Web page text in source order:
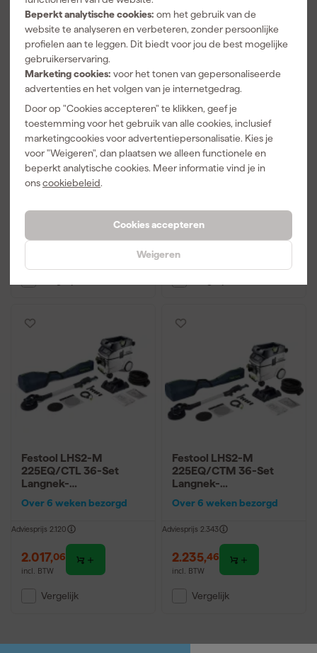
Beperkt analytische cookies: om het gebruik van de
website te analyseren en verbeteren, zonder persoonlijke
profielen aan te leggen. Dit biedt voor jou de best mogelijke
gebruikerservaring.
Marketing cookies: voor het tonen van gepersonaliseerde
advertenties en het volgen van je internetgedrag.
Door op "Cookies accepteren" te klikken, geef je
toestemming voor het gebruik van alle cookies, inclusief
marketingcookies voor advertentiepersonalisatie. Kies je
voor "Weigeren", dan plaatsen we alleen functionele en
beperkt analytische cookies. Meer informatie vind je in
onscookiebeleid.
Cookies accepteren
Weigeren
Festool LHS 2 225
EQI/CTL 36-Set
Langnek-
schuurmachine en
Over 6 weken bezorgd
Adviesprijs
2.529,80
Festool LHS 2 225
EQI/CTM 36-Set
Langnek-
2.708,98
incl. BTW
Festool LHS2-M
225EQ/CTL 36-Set
Langnek-
stofzuigerset
Over 6 weken bezorgd
Adviesprijs 2.120
2.017,06
incl. BTW
Vergelijk
Festool LHS2-M
225EQ/CTM 36-Set
Langnek-
stofzuigerset
Over 6 weken bezorgd
Adviesprijs 2.343
2.235,46
incl. BTW
Vergelijk